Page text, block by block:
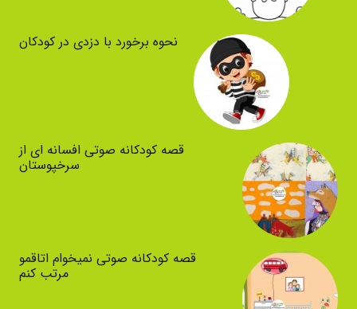
نحوه برخورد با دزدی در کودکان
قصه کودکانه صوتی افسانه ای از
سرخپوستان
قصه کودکانه صوتی نمیخوام اتاقمو
مرتب کنم